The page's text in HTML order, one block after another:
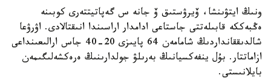
ونىڭ ايتۋىنشا، ۆيرۋستىق ۆ جانە س گەپاتيتتەرى كوبىنە
ەڭبەككە قابىلەتتى جاستاعى ادامدار اراسىندا انىقتالادى. اۋرۋعا
شالدىققانداردىڭ شامامەن 64 پايىزى 20-40 جاس ارالىعىنداعى
ازاماتتار. بۇل ينفەكسيانىڭ بەرىلۋ جولدارىنىڭ ەرەكشەلىگىمەن
بايلانىستى.